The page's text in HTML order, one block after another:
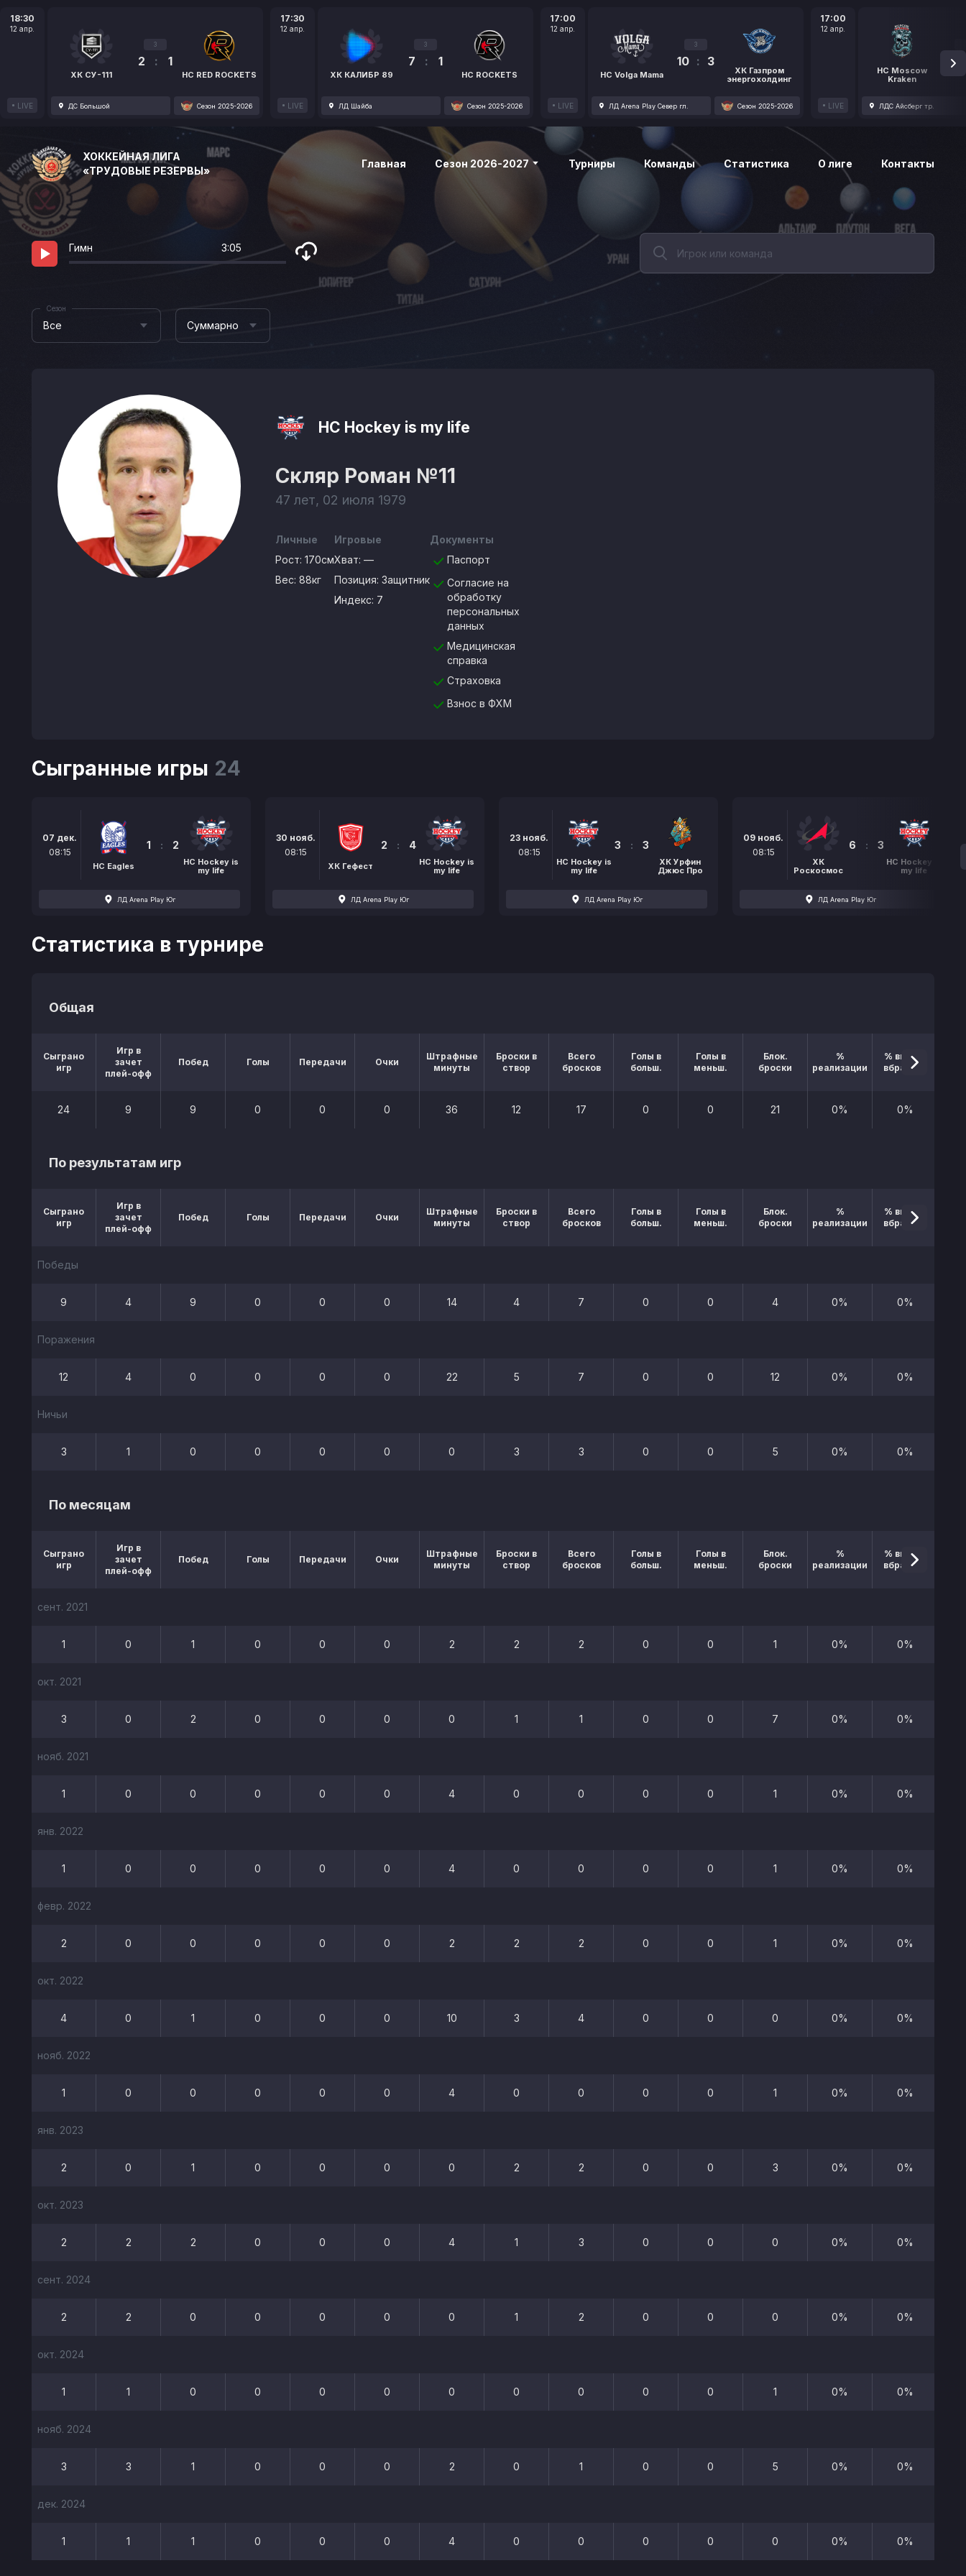
18:30
12 апр.
LIVE
ХК СУ-111
3
2 : 1
HC RED ROCKETS
ДС Большой Сезон 2025-2026
17:30
12 апр.
LIVE
ХК КАЛИБР 89
3
7 : 1
HC ROCKETS
ЛД Шайба Сезон 2025-2026
17:00
12 апр.
LIVE
HC Volga Mama
3
10 : 3
ХК Газпром
энергохолдинг
ЛД Arena Play Север гл. Сезон 2025-2026
17:00
12 апр.
LIVE
HC Moscow
Kraken
1
ЛДС Айсберг тр.
ХОККЕЙНАЯ ЛИГА
«ТРУДОВЫЕ РЕЗЕРВЫ»
Главная Сезон 2026-2027 Турниры Команды Статистика О лиге Контакты
Гимн 3:05
Все
Сезон
Суммарно
НС Hockey is my life
Скляр Роман №11
47 лет, 02 июля 1979
Личные
Рост: 170см
Вес: 88кг
Игровые
Хват: —
Позиция: Защитник
Индекс: 7
Документы
Паспорт
Согласие на
обработку
персональных
данных
Медицинская
справка
Страховка
Взнос в ФХМ
Сыгранные игры 24
07 дек.
08:15
HC Eagles
1 : 2
НС Hockey is
my life
ЛД Arena Play Юг
30 нояб.
08:15
ХК Гефест
2 : 4
НС Hockey is
my life
ЛД Arena Play Юг
23 нояб.
08:15
НС Hockey is
my life
3 : 3
ХК Урфин
Джюс Про
ЛД Arena Play Юг
09 нояб.
08:15
ХК
Роскосмос
6 : 3
НС Hockey is
my life
ЛД Arena Play Юг
Статистика в турнире
Общая
Сыграно
игр
Игр в
зачет
плей-офф
Побед Голы Передачи Очки
Штрафные
минуты
Броски в
створ
Всего
бросков
Голы в
больш.
Голы в
меньш.
Блок.
броски
%
реализации
% выигр.
вбрасыв.
24 9 9 0 0 0 36 12 17 0 0 21 0% 0%
По результатам игр
Сыграно
игр
Игр в
зачет
плей-офф
Побед Голы Передачи Очки
Штрафные
минуты
Броски в
створ
Всего
бросков
Голы в
больш.
Голы в
меньш.
Блок.
броски
%
реализации
% выигр.
вбрасыв.
Победы
9 4 9 0 0 0 14 4 7 0 0 4 0% 0%
Поражения
12 4 0 0 0 0 22 5 7 0 0 12 0% 0%
Ничьи
3 1 0 0 0 0 0 3 3 0 0 5 0% 0%
По месяцам
Сыграно
игр
Игр в
зачет
плей-офф
Побед Голы Передачи Очки
Штрафные
минуты
Броски в
створ
Всего
бросков
Голы в
больш.
Голы в
меньш.
Блок.
броски
%
реализации
% выигр.
вбрасыв.
сент. 2021
1 0 1 0 0 0 2 2 2 0 0 1 0% 0%
окт. 2021
3 0 2 0 0 0 0 1 1 0 0 7 0% 0%
нояб. 2021
1 0 0 0 0 0 4 0 0 0 0 1 0% 0%
янв. 2022
1 0 0 0 0 0 4 0 0 0 0 1 0% 0%
февр. 2022
2 0 0 0 0 0 2 2 2 0 0 1 0% 0%
окт. 2022
4 0 1 0 0 0 10 3 4 0 0 0 0% 0%
нояб. 2022
1 0 0 0 0 0 4 0 0 0 0 1 0% 0%
янв. 2023
2 0 1 0 0 0 0 2 2 0 0 3 0% 0%
окт. 2023
2 2 2 0 0 0 4 1 3 0 0 0 0% 0%
сент. 2024
2 2 0 0 0 0 0 1 2 0 0 0 0% 0%
окт. 2024
1 1 0 0 0 0 0 0 0 0 0 1 0% 0%
нояб. 2024
3 3 1 0 0 0 2 0 1 0 0 5 0% 0%
дек. 2024
1 1 1 0 0 0 4 0 0 0 0 0 0% 0%